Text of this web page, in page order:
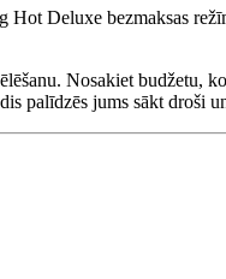
Hot Deluxe bezmaksas
Nosakiet budžetu,
palīdzēs jums sākt